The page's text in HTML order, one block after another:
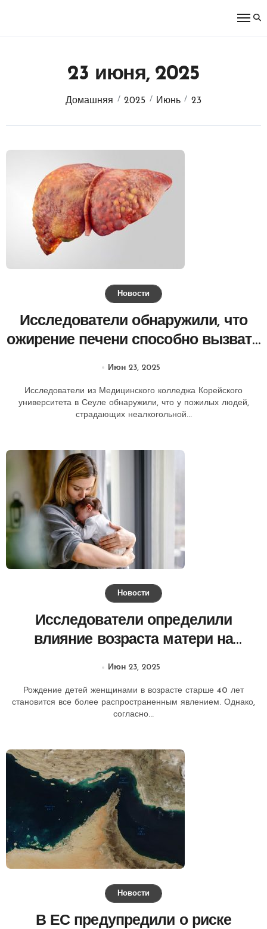
23 июня, 2025
Домашняя 2025 Июнь 23
Новости
Исследователи обнаружили, что
ожирение печени способно вызвать
Июн 23, 2025
Исследователи из Медицинского колледжа Корейского
университета в Сеуле обнаружили, что у пожилых людей,
страдающих неалкогольной...
Новости
Исследователи определили
влияние возраста матери на
Июн 23, 2025
Рождение детей женщинами в возрасте старше 40 лет
становится все более распространенным явлением. Однако,
согласно...
Новости
В ЕС предупредили о риске